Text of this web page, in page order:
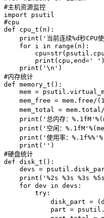
#主机资源监控
import psutil
#cpu
def cpu_t(n):
print('当前连续%d秒CPU
for i in range(n):
print(cpu,end=' ')
print('\n')
#内存统计
def memory_t():
mem =
mem_free = mem.free/
mem_total = mem.total/
print('总内存：
print('空闲：
print('使用率：
print('')
#硬盘统计
def disk_t():
devs =
print('%2s %3s %3s
for dev in devs:
try:
disk_part =
part =